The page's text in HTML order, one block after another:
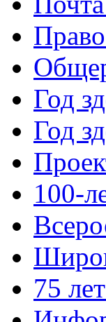
Год
Год
100-
75